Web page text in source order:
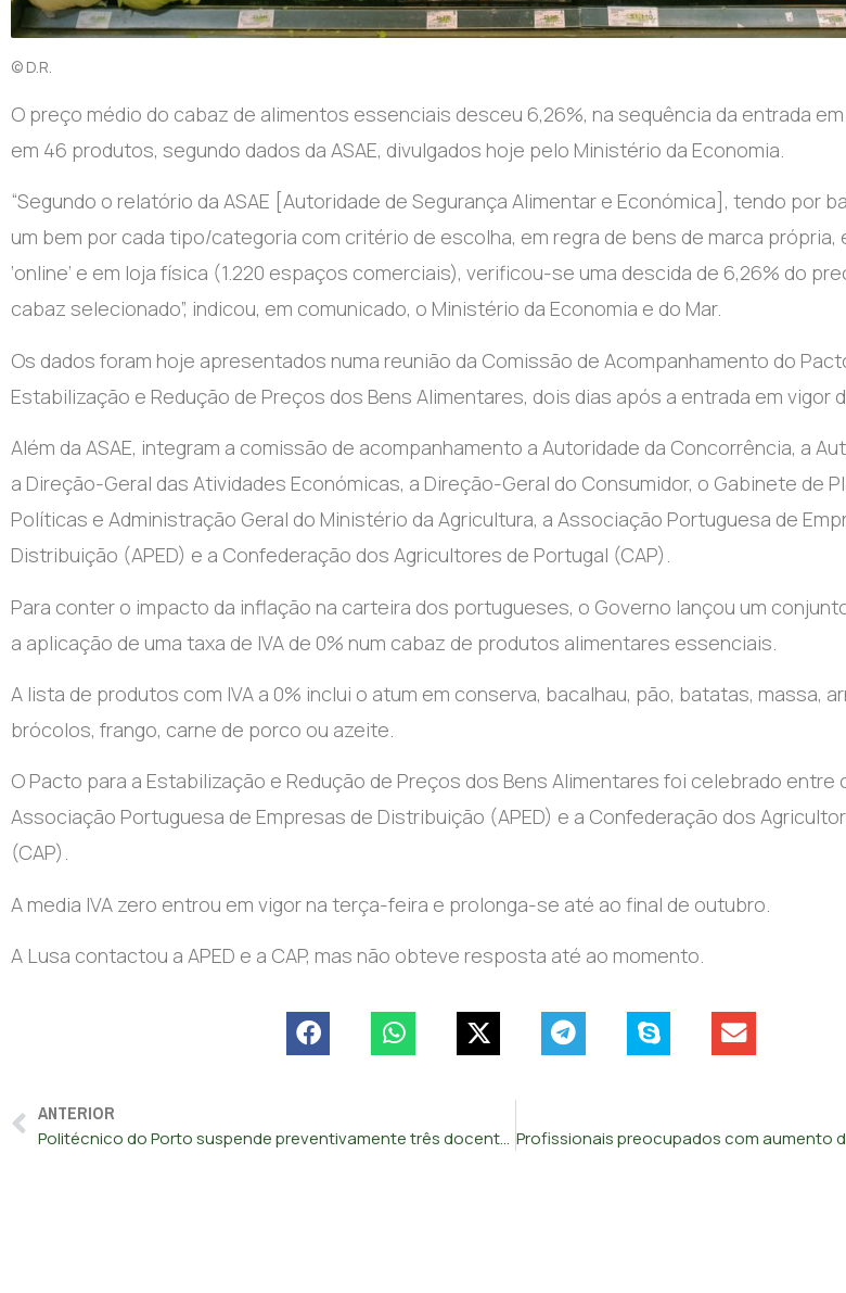
© D.R.
O preço médio do cabaz de alimentos essenciais desceu 6,26%, na sequência da entrada em
em 46 produtos, segundo dados da ASAE, divulgados hoje pelo Ministério da Economia.
“Segundo o relatório da ASAE [Autoridade de Segurança Alimentar e Económica], tendo por
um bem por cada tipo/categoria com critério de escolha, em regra de bens de marca própria,
‘online’ e em loja física (1.220 espaços comerciais), verificou-se uma descida de 6,26% do
cabaz selecionado”, indicou, em comunicado, o Ministério da Economia e do Mar.
Os dados foram hoje apresentados numa reunião da Comissão de Acompanhamento do
Estabilização e Redução de Preços dos Bens Alimentares, dois dias após a entrada em vigor
Além da ASAE, integram a comissão de acompanhamento a Autoridade da Concorrência, a
a Direção-Geral das Atividades Económicas, a Direção-Geral do Consumidor, o Gabinete de
Políticas e Administração Geral do Ministério da Agricultura, a Associação Portuguesa de
Distribuição (APED) e a Confederação dos Agricultores de Portugal (CAP).
Para conter o impacto da inflação na carteira dos portugueses, o Governo lançou um
a aplicação de uma taxa de IVA de 0% num cabaz de produtos alimentares essenciais.
A lista de produtos com IVA a 0% inclui o atum em conserva, bacalhau, pão, batatas, massa,
brócolos, frango, carne de porco ou azeite.
O Pacto para a Estabilização e Redução de Preços dos Bens Alimentares foi celebrado entre
Associação Portuguesa de Empresas de Distribuição (APED) e a Confederação dos
(CAP).
A media IVA zero entrou em vigor na terça-feira e prolonga-se até ao final de outubro.
A Lusa contactou a APED e a CAP, mas não obteve resposta até ao momento.
ANTERIOR
Politécnico do Porto suspende preventivamente três docentes por suspeitas de assédio